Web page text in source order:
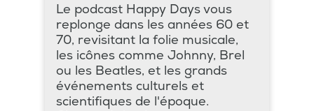
Le podcast Happy Days vous
replonge dans les années 60 et
70, revisitant la folie musicale,
les icônes comme Johnny, Brel
ou les Beatles, et les grands
événements culturels et
scientifiques de l'époque.